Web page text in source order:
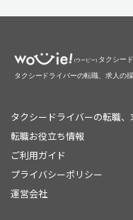
タクシードライバーの転職
転職お役立ち情報
ご利用ガイド
プライバシーポリシー
運営会社